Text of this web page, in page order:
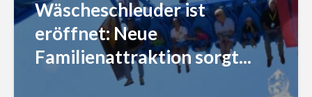
Wäscheschleuder ist
eröffnet: Neue
Familienattraktion sorgt...